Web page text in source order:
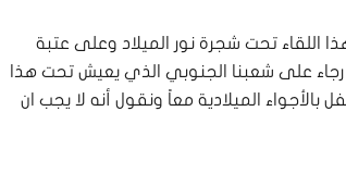
اللقاء تحت شجرة نور الميلاد وعلى عتبة
رجاء على شعبنا الجنوبي الذي يعيش تحت هذا
الميلادية معاً ونقول أنه لا يجب ان